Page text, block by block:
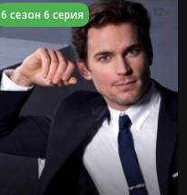
6 сезон 6 серия 12+